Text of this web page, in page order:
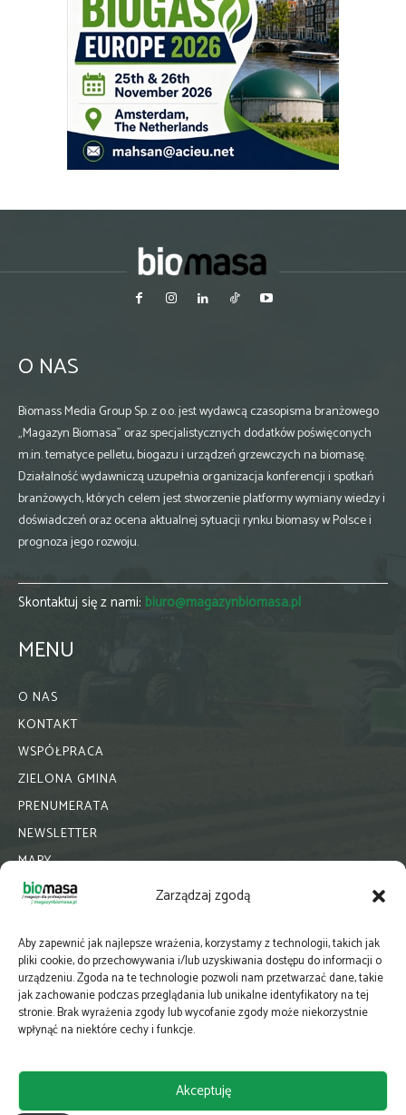
Zarządzaj zgodą
Aby zapewnić jak najlepsze wrażenia, korzystamy z technologii, takich jak
pliki cookie, do przechowywania i/lub uzyskiwania dostępu do informacji o
urządzeniu. Zgoda na te technologie pozwoli nam przetwarzać dane, takie
jak zachowanie podczas przeglądania lub unikalne identyfikatory na tej
stronie. Brak wyrażenia zgody lub wycofanie zgody może niekorzystnie
wpłynąć na niektóre cechy i funkcje.
Akceptuję
O NAS
Biomass Media Group Sp. z o.o. jest wydawcą czasopisma branżowego
„Magazyn Biomasa” oraz specjalistycznych dodatków poświęconych
m.in. tematyce pelletu, biogazu i urządzeń grzewczych na biomasę.
Działalność wydawniczą uzupełnia organizacja konferencji i spotkań
branżowych, których celem jest stworzenie platformy wymiany wiedzy i
doświadczeń oraz ocena aktualnej sytuacji rynku biomasy w Polsce i
prognoza jego rozwoju.
Skontaktuj się z nami: biuro@magazynbiomasa.pl
MENU
O NAS
KONTAKT
WSPÓŁPRACA
ZIELONA GMINA
PRENUMERATA
NEWSLETTER
MAPY
E-WYDANIE
POLITYKA PRYWATNOŚCI